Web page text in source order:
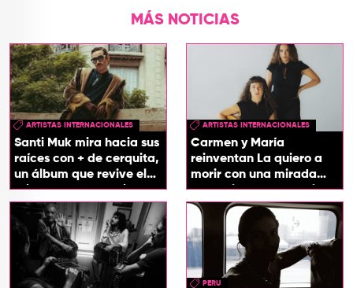
MÁS NOTICIAS
ARTISTAS INTERNACIONALES
Santi Muk mira hacia sus
raíces con + de cerquita,
un álbum que revive el
origen de sus canciones
ARTISTAS INTERNACIONALES
Carmen y María
reinventan La quiero a
morir con una mirada
entre el flamenco y el
soul
PERU